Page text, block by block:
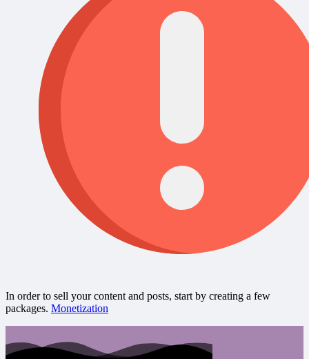
In order to sell your content and posts, start by creating a few
packages. Monetization